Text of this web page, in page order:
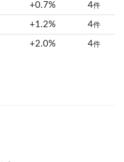
+0.7% 4件
+1.2% 4件
+2.0% 4件